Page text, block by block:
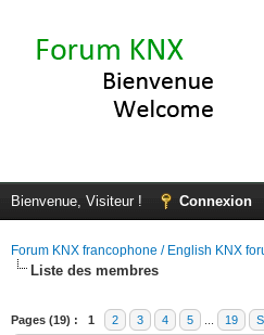
Bienvenue, Visiteur ! Connexion
Forum KNX francophone / English KNX
Liste des membres
Pages (19) : 1 2 3 4 5 19